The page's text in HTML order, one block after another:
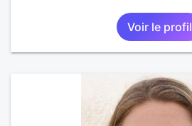
Voir le profil